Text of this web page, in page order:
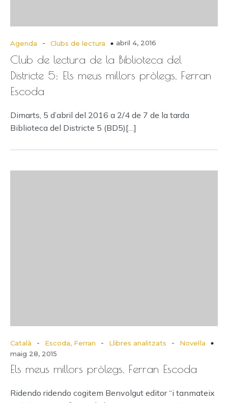
Agenda - Clubs de lectura abril 4, 2016
Club de lectura de la Biblioteca del
Districte 5: Els meus millors pròlegs, Ferran
Escoda
Dimarts, 5 d’abril del 2016 a 2/4 de 7 de la tarda
Biblioteca del Districte 5 (BD5)[…]
Català - Escoda, Ferran - Llibres analitzats -
Novel·la
maig 28, 2015
Els meus millors pròlegs, Ferran Escoda
Ridendo ridendo cogitem Benvolgut editor “i tanmateix